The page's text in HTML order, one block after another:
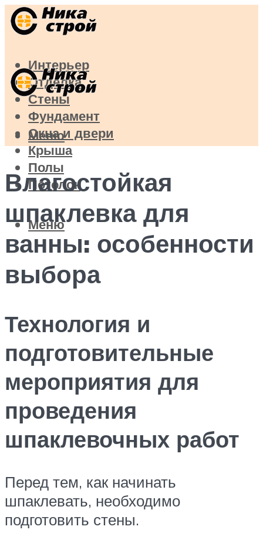
Интерьер
Отделка
Стены
Фундамент
Окна и двери
Крыша
Полы
Потолок
Меню
Меню
Влагостойкая
шпаклевка для
ванны: особенности
выбора
Технология и
подготовительные
мероприятия для
проведения
шпаклевочных работ
Перед тем, как начинать
шпаклевать, необходимо
подготовить стены.